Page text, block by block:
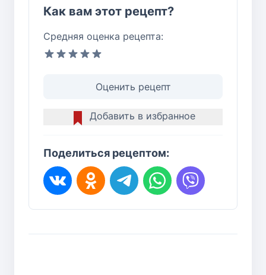
Как вам этот рецепт?
Средняя оценка рецепта:
Оценить рецепт
Добавить в избранное
Поделиться рецептом: